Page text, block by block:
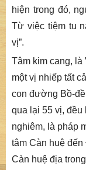
hiện trong đó,
Từ việc tiệm tu
vị”.
Tâm kim cang,
một vị nhiếp tất
con đường Bồ-
qua lại 55 vị, đều
nghiêm, là pháp
tâm Càn huệ
Càn huệ địa